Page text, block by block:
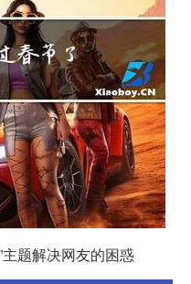
主题解决网友的困惑